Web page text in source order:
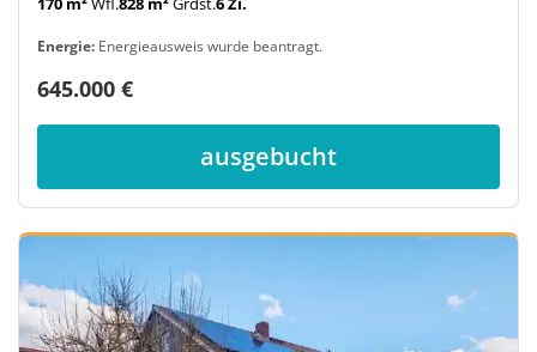
Energie: Energieausweis wurde beantragt.
645.000 €
ausgebucht